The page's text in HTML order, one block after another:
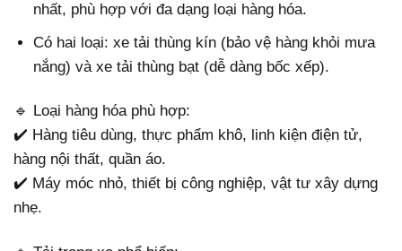
nhất, phù hợp với đa dạng loại hàng hóa.
Có hai loại: xe tải thùng kín (bảo vệ hàng khỏi mưa
nắng) và xe tải thùng bạt (dễ dàng bốc xếp).
🔹 Loại hàng hóa phù hợp:
✔️ Hàng tiêu dùng, thực phẩm khô, linh kiện điện tử,
hàng nội thất, quần áo.
✔️ Máy móc nhỏ, thiết bị công nghiệp, vật tư xây dựng
nhẹ.